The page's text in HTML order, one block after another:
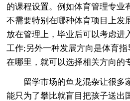
的课程设置。例如体育管理专业
不需要特别在哪种体育项目上发
放在管理上，毕业后可以考虑进
工作;另外一种发展方向是体育
在哪里，就可以选择相关方向的
留学市场的鱼龙混杂让很多
能只为了攀比就盲目把孩子送出